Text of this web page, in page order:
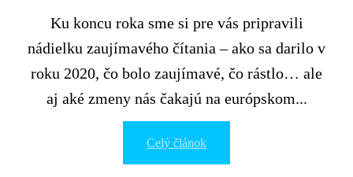
Ku koncu roka sme si pre vás pripravili
nádielku zaujímavého čítania – ako sa darilo v
roku 2020, čo bolo zaujímavé, čo rástlo… ale
aj aké zmeny nás čakajú na európskom...
Celý článok